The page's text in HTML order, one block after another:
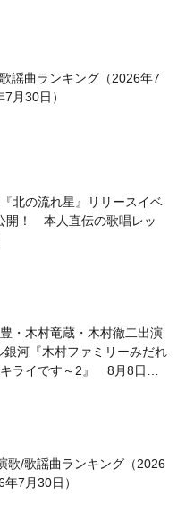
謡曲ランキング（2026年7
月30日）
北の流れ星』リリースイベ
開！ 本人直伝の歌唱レッ
・木村竜蔵・木村徹二出演
銀河『木村ファミリーみだれ
ライです～2』 8月8日
歌/歌謡曲ランキング（2026
7月30日）